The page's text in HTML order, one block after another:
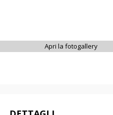
Apri la fotogallery